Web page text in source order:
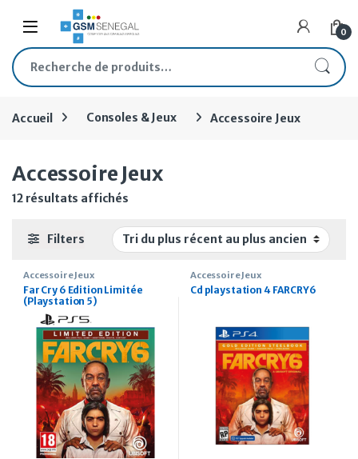
Skip to navigation
Skip to content
Open 0
Recherche pour :
Accueil Consoles & Jeux Accessoire Jeux
Accessoire Jeux
12 résultats affichés
Filters
Accessoire Jeux
Far Cry 6 Edition Limitée
(Playstation 5)
Accessoire Jeux
Cd playstation 4 FARCRY6